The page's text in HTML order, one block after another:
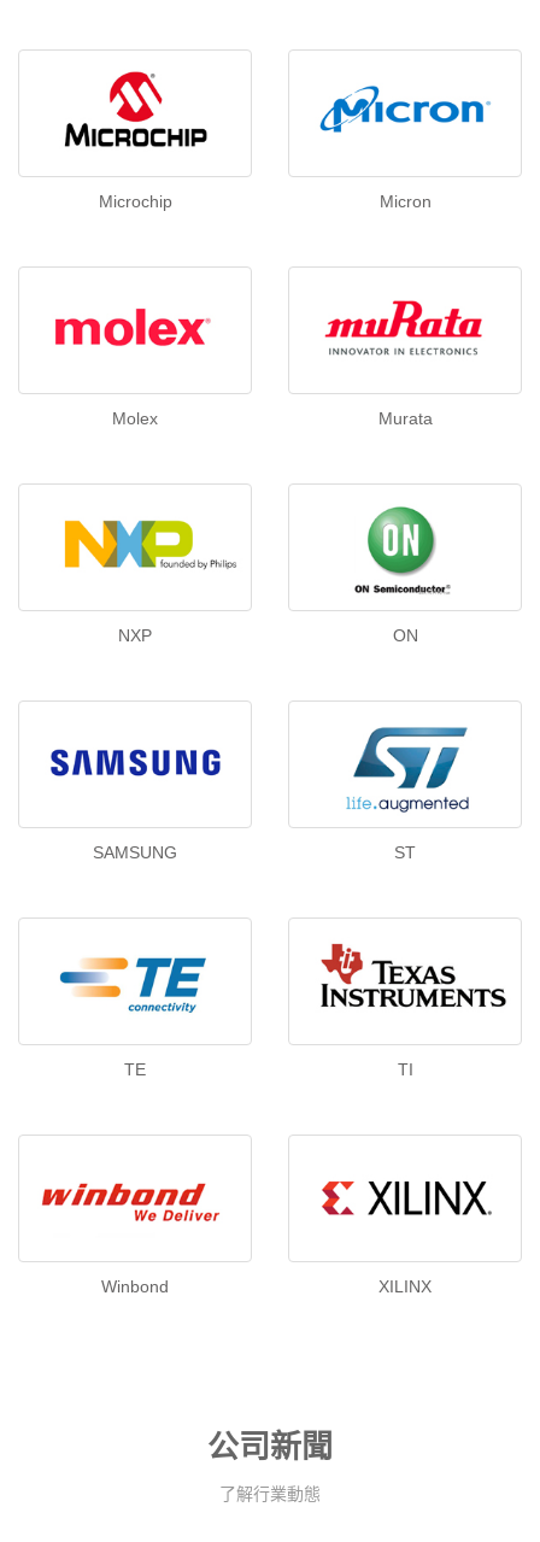
Microchip Micron
Molex Murata
NXP ON
SAMSUNG ST
TE TI
Winbond XILINX
公司新聞
了解行業動態